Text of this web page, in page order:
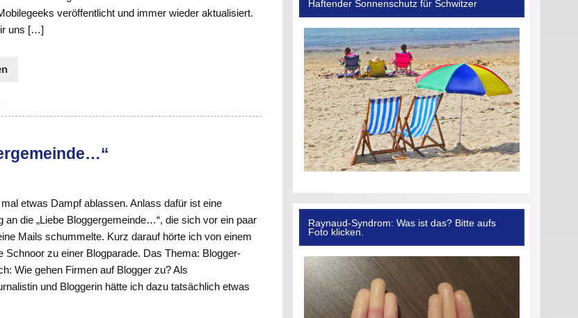
veröffentlicht und immer wieder aktualisiert.
uns […]
etwas Dampf ablassen. Anlass dafür ist eine
an die „Liebe Bloggergemeinde…“, die sich vor ein paar
Mails schummelte. Kurz darauf hörte ich von einem
Schnoor zu einer Blogparade. Das Thema: Blogger-
Wie gehen Firmen auf Blogger zu? Als
und Bloggerin hätte ich dazu tatsächlich etwas
Haftender Sonnenschutz für Schwitzer
Raynaud-Syndrom: Was ist das? Bitte aufs
Foto klicken.